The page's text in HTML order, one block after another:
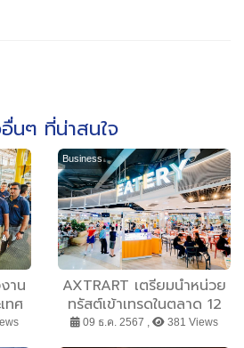
นๆ ที่น่าสนใจ
าน
ทศ
น
Business
AXTRART เตรียมนำหน่วย
ทรัสต์เข้าเทรดในตลาด 12
ธันวาคมนี้ สู่การเติบโตจาก
09 ธ.ค. 2567 , 381 Views